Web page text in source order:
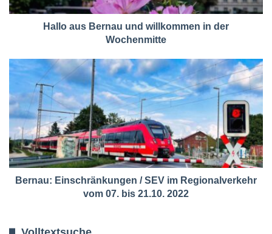
Hallo aus Bernau und willkommen in der
Wochenmitte
Bernau: Einschränkungen / SEV im Regionalverkehr
vom 07. bis 21.10. 2022